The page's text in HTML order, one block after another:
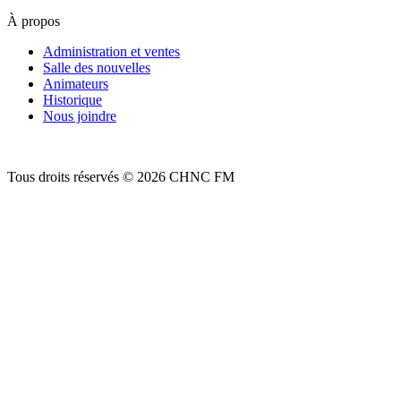
À propos
Administration et ventes
Salle des nouvelles
Animateurs
Historique
Nous joindre
Tous droits réservés © 2026 CHNC FM